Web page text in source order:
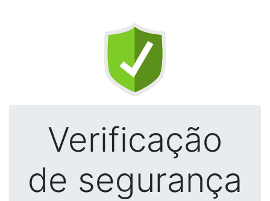
Verificação
de segurança